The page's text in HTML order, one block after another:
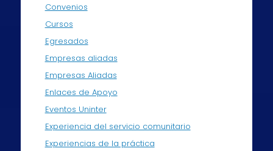
Convenios
Cursos
Egresados
Empresas aliadas
Empresas Aliadas
Enlaces de Apoyo
Eventos Uninter
Experiencia del servicio comunitario
Experiencias de la práctica